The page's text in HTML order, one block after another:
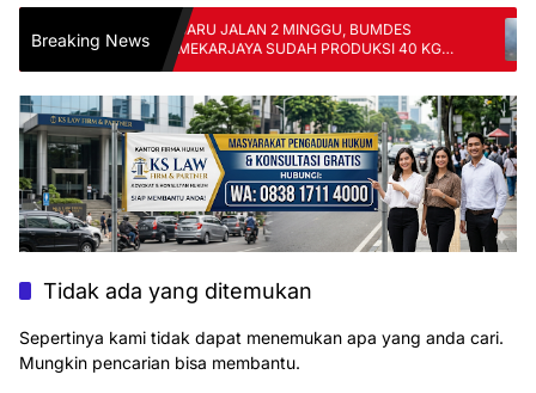
Breaking NewsBARU JALAN 2 MINGGU, BUMDES
MEKARJAYA SUDAH PRODUKSI 40 KG
TELUR PER HARI
Tidak ada yang ditemukan
Sepertinya kami tidak dapat menemukan apa yang anda cari.
Mungkin pencarian bisa membantu.